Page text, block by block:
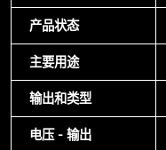
产品状态
主要用途
输出和类型
电压 - 输出